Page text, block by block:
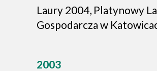
Laury 2004, Platynowy
Gospodarcza w
2003